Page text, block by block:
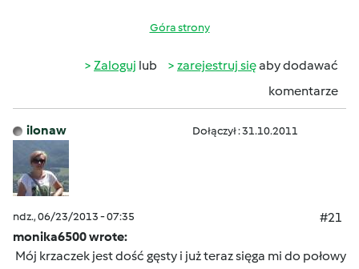
Góra strony
Zaloguj lub zarejestruj sięaby dodawać
komentarze
ilonaw Dołączył : 31.10.2011
ndz., 06/23/2013 - 07:35
#21
monika6500 wrote:
Mój krzaczek jest dość gęsty i już teraz sięga mi do połowy